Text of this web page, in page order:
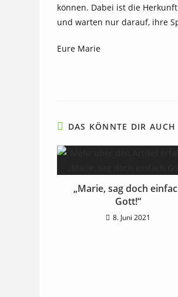
können. Dabei ist die
und warten nur darauf, ihre
Eure Marie
DAS KÖNNTE DIR AUCH
„Marie, sag doch
Gott!“
8. Juni 2021